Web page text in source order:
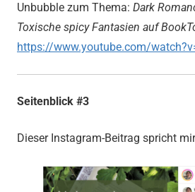
Unbubble zum Thema: Dark
Toxische spicy Fantasien auf
https://www.youtube.com/
Seitenblick #3
Dieser Instagram-Beitrag spricht